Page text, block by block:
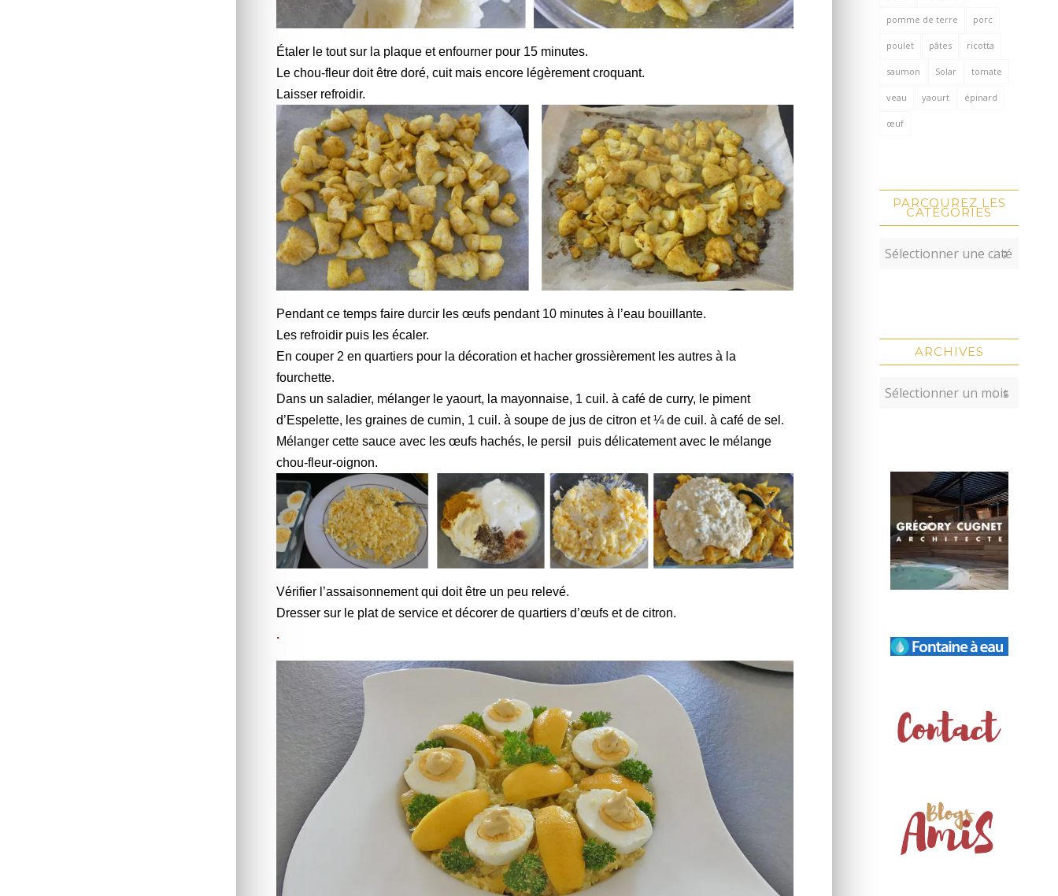
Étaler le tout sur la plaque et enfourner pour 15 minutes.
Le chou-fleur doit être doré, cuit mais encore légèrement croquant.
Laisser refroidir.
Pendant ce temps faire durcir les œufs pendant 10 minutes à l’eau bouillante.
Les refroidir puis les écaler.
En couper 2 en quartiers pour la décoration et hacher grossièrement les autres à la
fourchette.
Dans un saladier, mélanger le yaourt, la mayonnaise, 1 cuil. à café de curry, le piment
d’Espelette, les graines de cumin, 1 cuil. à soupe de jus de citron et ¼ de cuil. à café de sel.
Mélanger cette sauce avec les œufs hachés, le persil puis délicatement avec le mélange
chou-fleur-oignon.
Vérifier l’assaisonnement qui doit être un peu relevé.
Dresser sur le plat de service et décorer de quartiers d’œufs et de citron.
.
pomme de terre porc
poulet pâtes ricotta
saumon Solar tomate
veau yaourt épinard
œuf
PARCOUREZ LES
CATÉGORIES
ARCHIVES